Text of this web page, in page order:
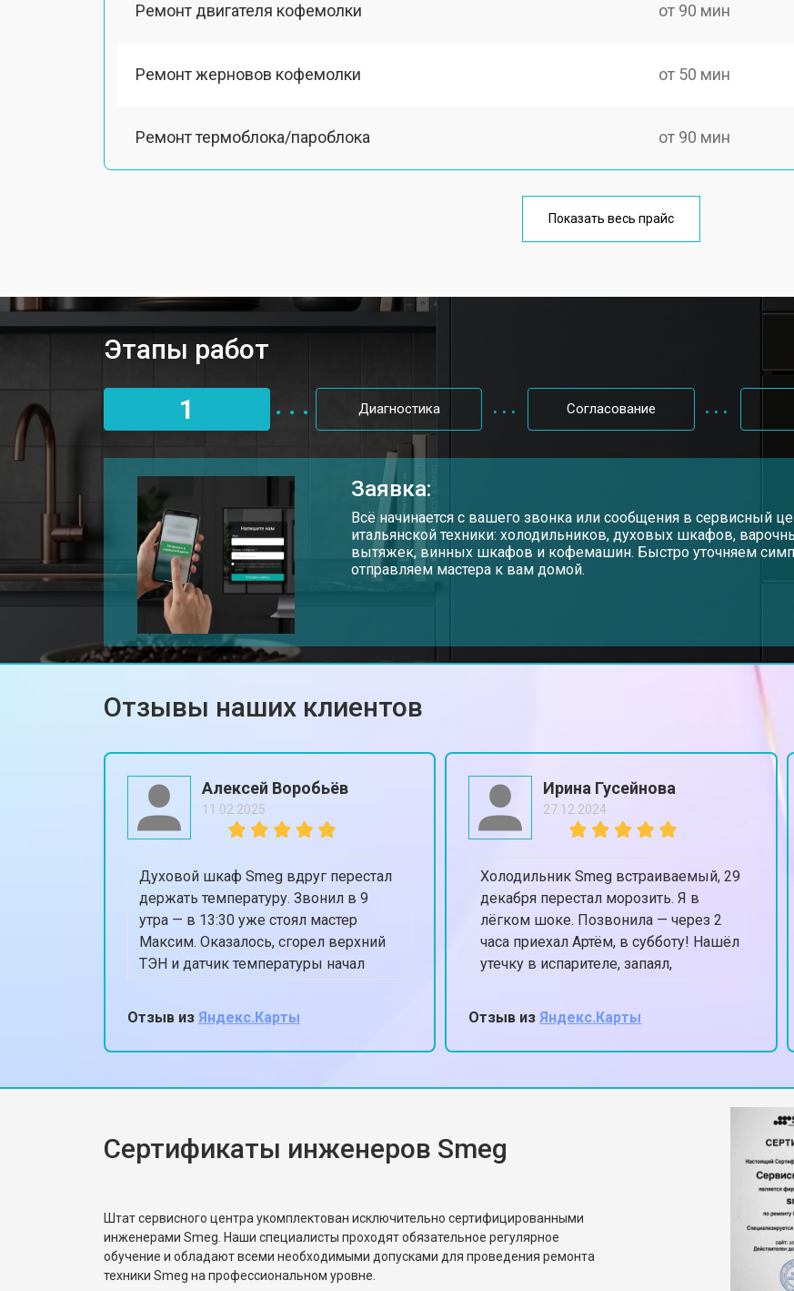
Ремонт двигателя кофемолки от 90 мин
Ремонт жерновов кофемолки от 50 мин
Ремонт термоблока/пароблока от 90 мин
от 50 мин
Декальцинация кофемашины Smeg
Ремонт заварного механизма от 80 мин
Показать весь прайс
Этапы работ
1
Диагностика Согласование
Заявка:
Всё начинается с вашего звонка или сообщения в сервисный
итальянской техники: холодильников, духовых шкафов,
вытяжек, винных шкафов и кофемашин. Быстро уточняем
отправляем мастера к вам домой.
Отзывы наших клиентов
Алексей Воробьёв
11.02.2025
Духовой шкаф Smeg вдруг перестал
держать температуру. Звонил в 9
утра — в 13:30 уже стоял мастер
Максим. Оказалось, сгорел верхний
ТЭН и датчик температуры начал
глючить. Поменяли всё
оригинальным, духовка теперь греет
ровно 180, когда ставлю 180.
Спасибо, жена снова готовит пироги!
Отзыв из Яндекс.Карты
Ирина Гусейнова
27.12.2024
Холодильник Smeg встраиваемый, 29
декабря перестал морозить. Я в
лёгком шоке. Позвонила — через 2
часа приехал Артём, в субботу! Нашёл
утечку в испарителе, запаял,
заправил. К вечеру уже -18 в
морозилке. Спасли Новый год,
честное слово.
Отзыв изЯндекс.Карты
Сертификаты инженеров Smeg
Штат сервисного центра укомплектован исключительно сертифицированными
инженерами Smeg. Наши специалисты проходят обязательное регулярное
обучение и обладают всеми необходимыми допусками для проведения ремонта
техники Smeg на профессиональном уровне.